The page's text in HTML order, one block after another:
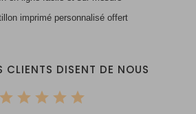
imprimé personnalisé offert
CLIENTS DISENT DE NOUS